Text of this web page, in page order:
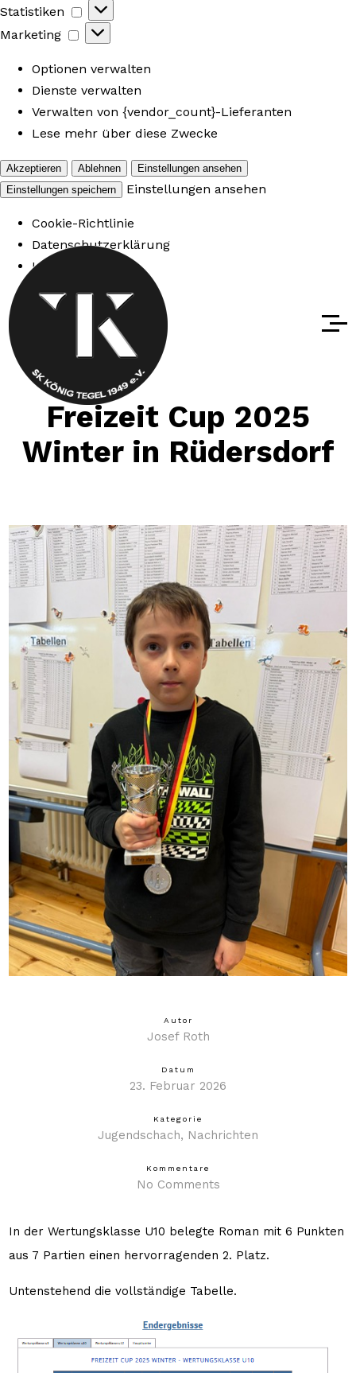
Statistiken
Statistiken
Marketing
Marketing
Optionen verwalten
Dienste verwalten
Verwalten von {vendor_count}-Lieferanten
Lese mehr über diese Zwecke
Akzeptieren Ablehnen
Einstellungen ansehen
Einstellungen speichern
Einstellungen ansehen
Cookie-Richtlinie
Datenschutzerklärung
Impressum
Freizeit Cup 2025
Winter in Rüdersdorf
Autor
Josef Roth
Datum
23. Februar 2026
Kategorie
Jugendschach Nachrichten
Kommentare
No Comments
In der Wertungsklasse U10 belegte Roman mit 6 Punkten
aus 7 Partien einen hervorragenden 2. Platz.
Untenstehend die vollständige Tabelle.